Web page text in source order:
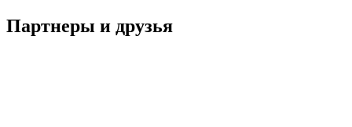
Партнеры и друзья